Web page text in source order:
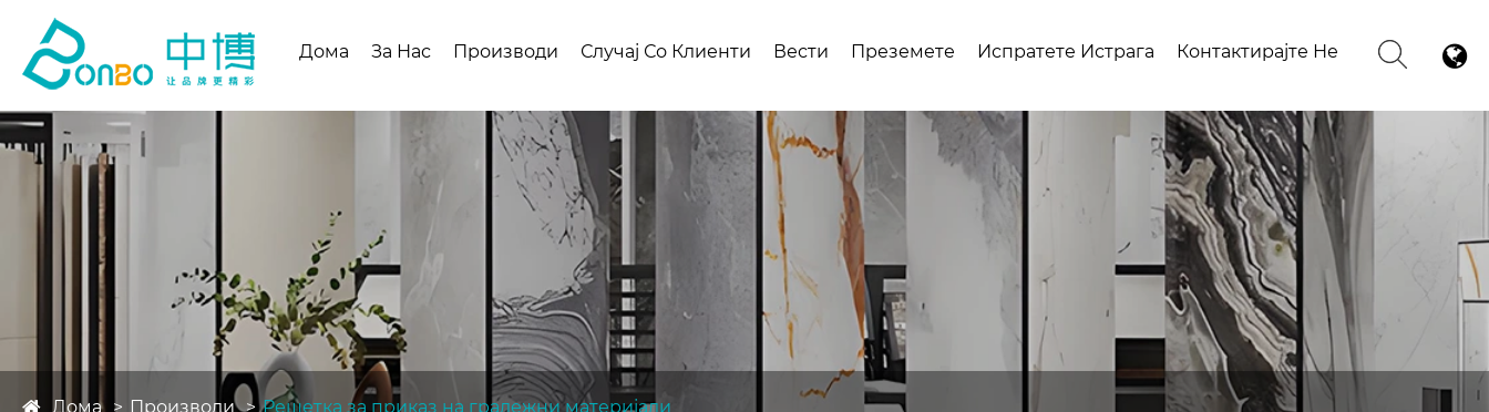
Дома За Нас Производи Случај Со Клиенти Вести Преземете Испратете Истрага Контактирајте Не
Дома Производи Решетка за приказ на градежни материјали